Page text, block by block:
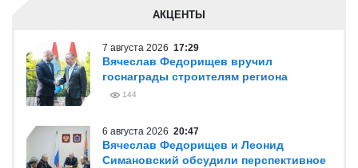
АКЦЕНТЫ
7 августа 2026 17:29
Вячеслав Федорищев вручил
госнаграды строителям региона
144
6 августа 2026 20:47
Вячеслав Федорищев и Леонид
Симановский обсудили перспективное